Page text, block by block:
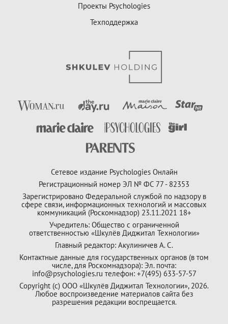
Проекты Psychologies
Техподдержка
Сетевое издание Psychologies Онлайн
Регистрационный номер ЭЛ № ФС 77 - 82353
Зарегистрировано Федеральной службой по надзору в
сфере связи, информационных технологий и массовых
коммуникаций (Роскомнадзор) 23.11.2021 18+
Учредитель: Общество с ограниченной
ответственностью «Шкулёв Диджитал Технологии»
Главный редактор: Акулиничев А. С.
Контактные данные для государственных органов (в том
числе, для Роскомнадзора): Эл. почта:
info@psychologies.ru телефон: +7(495) 633-57-57
Copyright (с) ООО «Шкулёв Диджитал Технологии», 2026.
Любое воспроизведение материалов сайта без
разрешения редакции воспрещается.